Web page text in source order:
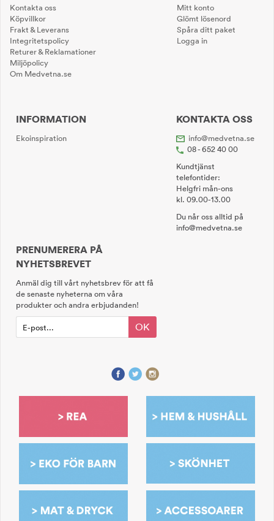
Kontakta oss
Köpvillkor
Frakt & Leverans
Integritetspolicy
Returer & Reklamationer
Miljöpolicy
Om Medvetna.se
Mitt konto
Glömt lösenord
Spåra ditt paket
Logga in
INFORMATION
Ekoinspiration
KONTAKTA OSS
info@medvetna.se
08 - 652 40 00
Kundtjänst
telefontider:
Helgfri mån-ons
kl. 09.00-13.00
Du når oss alltid på
info@medvetna.se
PRENUMERERA PÅ
NYHETSBREVET
Anmäl dig till vårt nyhetsbrev för att få
de senaste nyheterna om våra
produkter och andra erbjudanden!
OK